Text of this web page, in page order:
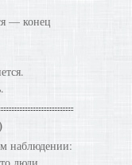
— конец
наблюдении: